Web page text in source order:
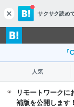
c
l
o
s
サクサク読めて
人気
リモートワークに
補版を公開します